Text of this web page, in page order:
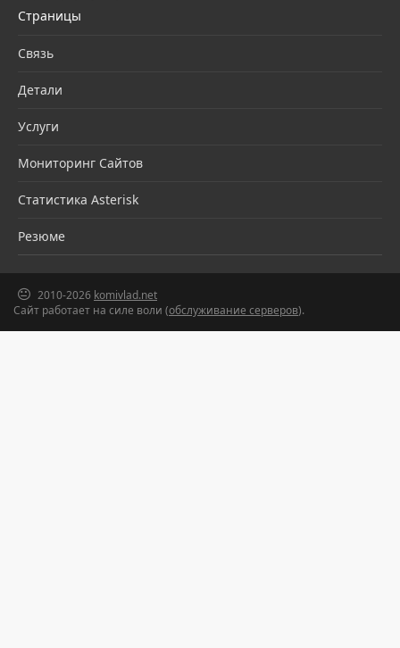
Страницы
Связь
Детали
Услуги
Мониторинг Сайтов
Статистика Asterisk
Резюме
2010-2026 komivlad.net
Сайт работает на силе воли (обслуживание серверов).